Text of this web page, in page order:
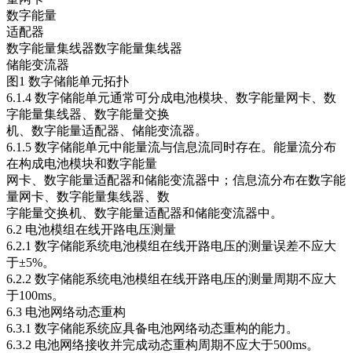
数字能量
适配器
数字能量集线器数字能量集线器
储能变流器
图1 数字储能单元拓扑
6.1.4 数字储能单元通常可分成电池模块、数字能量网卡、数
字能量集线器、数字能量交换
机、数字能量适配器、储能变流器。
6.1.5 数字储能单元中能量流与信息流同时存在。能量流分布
在构成电池模块和数字能量
网卡、数字能量适配器和储能变流器中；信息流分布在数字能
量网卡、数字能量集线器、数
字能量交换机、数字能量适配器和储能变流器中。
6.2 电池模组在线开路电压测量
6.2.1 数字储能系统电池模组在线开路电压的测量误差不应大
于±5%。
6.2.2 数字储能系统电池模组在线开路电压的测量周期不应大
于100ms。
6.3 电池网络动态重构
6.3.1 数字储能系统应具备电池网络动态重构的能力。
6.3.2 电池网络接收并完成动态重构周期不应大于500ms。